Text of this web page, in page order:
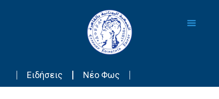
Ειδήσεις Νέο Φως